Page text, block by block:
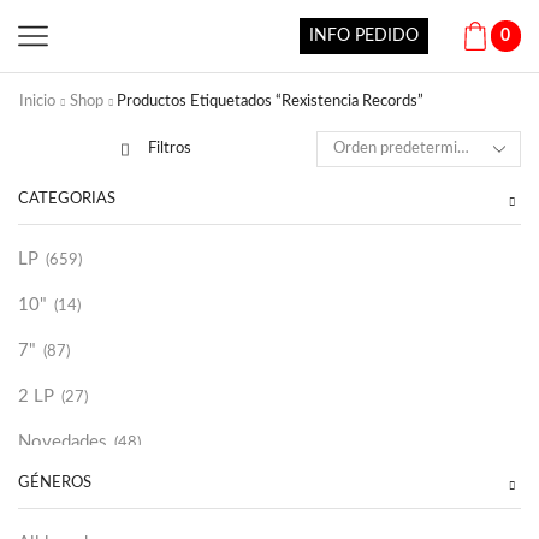
INFO PEDIDO 0
Inicio Shop Productos Etiquetados “Rexistencia Records”
Filtros
CATEGORÍAS
LP (659)
10" (14)
7" (87)
2 LP (27)
Novedades (48)
Vinilako (34)
Sold Out
GÉNEROS